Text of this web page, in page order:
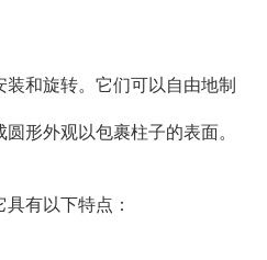
和旋转。它们可以自由地制
形外观以包裹柱子的表面。
有以下特点：